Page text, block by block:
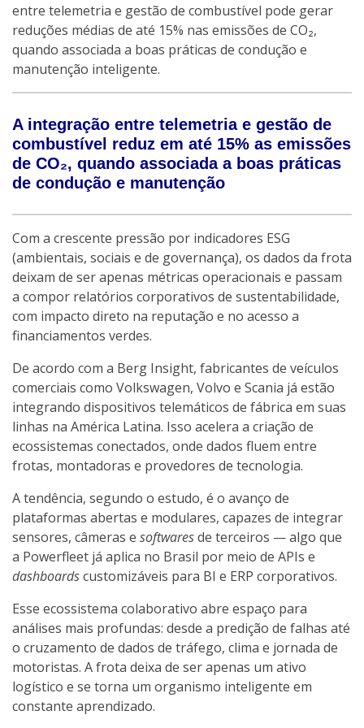
entre telemetria e gestão de combustível pode gerar
reduções médias de até 15% nas emissões de CO₂,
quando associada a boas práticas de condução e
manutenção inteligente.
A integração entre telemetria e gestão de
combustível reduz em até 15% as emissões
de CO₂, quando associada a boas práticas
de condução e manutenção
Com a crescente pressão por indicadores ESG
(ambientais, sociais e de governança), os dados da frota
deixam de ser apenas métricas operacionais e passam
a compor relatórios corporativos de sustentabilidade,
com impacto direto na reputação e no acesso a
financiamentos verdes.
De acordo com a Berg Insight, fabricantes de veículos
comerciais como Volkswagen, Volvo e Scania já estão
integrando dispositivos telemáticos de fábrica em suas
linhas na América Latina. Isso acelera a criação de
ecossistemas conectados, onde dados fluem entre
frotas, montadoras e provedores de tecnologia.
A tendência, segundo o estudo, é o avanço de
plataformas abertas e modulares, capazes de integrar
sensores, câmeras e softwaresde terceiros — algo que
a Powerfleet já aplica no Brasil por meio de APIs e
dashboardscustomizáveis para BI e ERP corporativos.
Esse ecossistema colaborativo abre espaço para
análises mais profundas: desde a predição de falhas até
o cruzamento de dados de tráfego, clima e jornada de
motoristas. A frota deixa de ser apenas um ativo
logístico e se torna um organismo inteligente em
constante aprendizado.